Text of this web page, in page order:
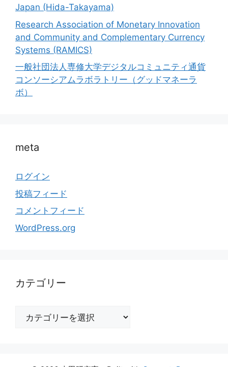
Japan (Hida-Takayama)
Research Association of Monetary Innovation
and Community and Complementary Currency
Systems (RAMICS)
一般社団法人専修大学デジタルコミュニティ通貨
コンソーシアムラボラトリー（グッドマネーラ
ボ）
meta
ログイン
投稿フィード
コメントフィード
WordPress.org
カテゴリー